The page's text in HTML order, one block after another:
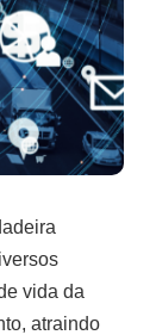
vida da
atraindo